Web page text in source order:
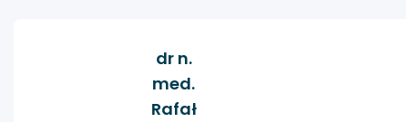
dr n.
med.
Rafał